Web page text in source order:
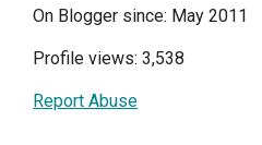
On Blogger since: May 2011
Profile views: 3,538
Report Abuse